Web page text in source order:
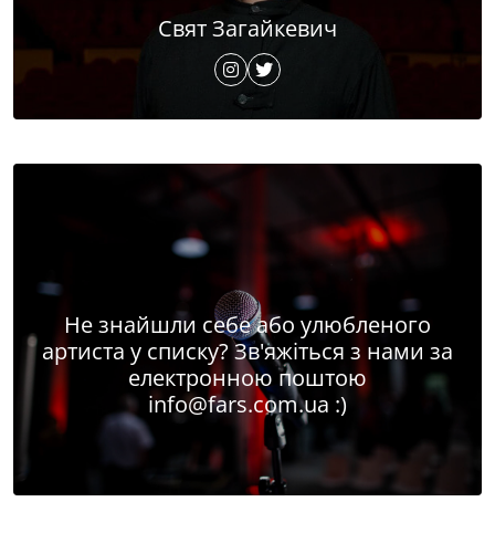
Свят Загайкевич
Не знайшли себе або улюбленого
артиста у списку? Зв'яжіться з нами за
електронною поштою
info@fars.com.ua :)